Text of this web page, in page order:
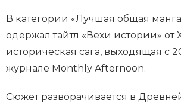
В категории «Лучшая общая
одержал тайтл «Вехи истории»
историческая сага, выходящая с
журнале Monthly Afternoon.
Сюжет разворачивается в